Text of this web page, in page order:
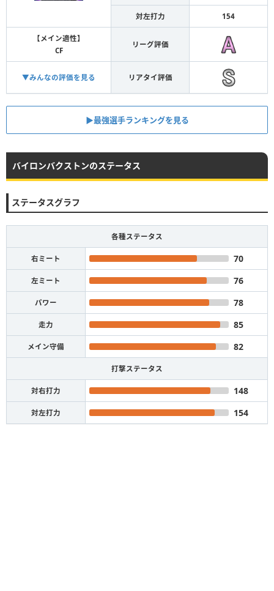
対左打力 154
【メイン適性】
CF
リーグ評価
▼みんなの評価を見る リアタイ評価
▶︎最強選手ランキングを見る
バイロンバクストンのステータス
ステータスグラフ
各種ステータス
右ミート 70
左ミート 76
パワー 78
走力 85
メイン守備 82
打撃ステータス
対右打力 148
対左打力 154